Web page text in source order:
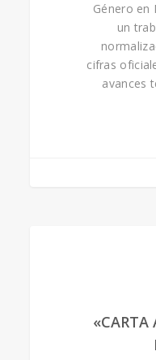
Género en
un
cifras
avances
«CARTA